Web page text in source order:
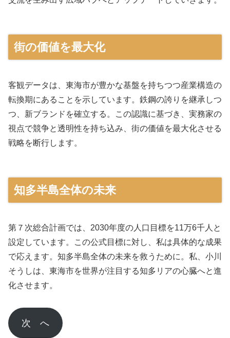
街の価値を最大化
客観データは、東海市が豊かな基盤を持ちつつ産業構造の
転換期にあることを示しています。鉄鋼の誇りを継承しつ
つ、新ブランドを確立する。この認識に基づき、実務家の
視点で競争と透明性を持ち込み、街の価値を最大化させる
戦略を断行します。
知多半島全体の未来
第７次総合計画では、2030年度の人口目標を11万6千人と
設定しています。この公式目標に対し、私は具体的な成果
で応えます。知多半島全体の未来を救うために。私、小川
そうしは、東海市を世界が注目する知多リアの心臓へと進
化させます。
次 へ